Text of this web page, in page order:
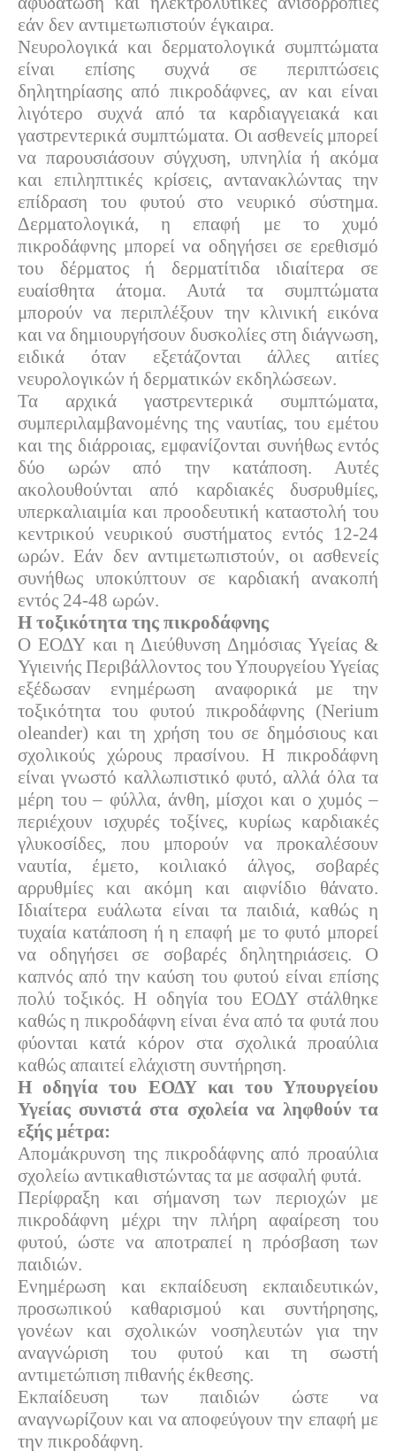
εάν δεν αντιμετωπιστούν έγκαιρα.
Νευρολογικά και δερματολογικά συμπτώματα
είναι επίσης συχνά σε περιπτώσεις
δηλητηρίασης από πικροδάφνες, αν και είναι
λιγότερο συχνά από τα καρδιαγγειακά και
γαστρεντερικά συμπτώματα. Oι ασθενείς μπορεί
να παρουσιάσουν σύγχυση, υπνηλία ή ακόμα
και επιληπτικές κρίσεις, αντανακλώντας την
επίδραση του φυτού στο νευρικό σύστημα.
Δερματολογικά, η επαφή με το χυμό
πικροδάφνης μπορεί να οδηγήσει σε ερεθισμό
του δέρματος ή δερματίτιδα ιδιαίτερα σε
ευαίσθητα άτομα. Αυτά τα συμπτώματα
μπορούν να περιπλέξουν την κλινική εικόνα
και να δημιουργήσουν δυσκολίες στη διάγνωση,
ειδικά όταν εξετάζονται άλλες αιτίες
νευρολογικών ή δερματικών εκδηλώσεων.
Τα αρχικά γαστρεντερικά συμπτώματα,
συμπεριλαμβανομένης της ναυτίας, του εμέτου
και της διάρροιας, εμφανίζονται συνήθως εντός
δύο ωρών από την κατάποση. Αυτές
ακολουθούνται από καρδιακές δυσρυθμίες,
υπερκαλιαιμία και προοδευτική καταστολή του
κεντρικού νευρικού συστήματος εντός 12-24
ωρών. Εάν δεν αντιμετωπιστούν, οι ασθενείς
συνήθως υποκύπτουν σε καρδιακή ανακοπή
εντός 24-48 ωρών.
Η τοξικότητα της πικροδάφνης
Ο ΕΟΔΥ και η Διεύθυνση Δημόσιας Υγείας &
Υγιεινής Περιβάλλοντος του Υπουργείου Υγείας
εξέδωσαν ενημέρωση αναφορικά με την
τοξικότητα του φυτού πικροδάφνης (Nerium
oleander) και τη χρήση του σε δημόσιους και
σχολικούς χώρους πρασίνου. Η πικροδάφνη
είναι γνωστό καλλωπιστικό φυτό, αλλά όλα τα
μέρη του – φύλλα, άνθη, μίσχοι και ο χυμός –
περιέχουν ισχυρές τοξίνες, κυρίως καρδιακές
γλυκοσίδες, που μπορούν να προκαλέσουν
ναυτία, έμετο, κοιλιακό άλγος, σοβαρές
αρρυθμίες και ακόμη και αιφνίδιο θάνατο.
Ιδιαίτερα ευάλωτα είναι τα παιδιά, καθώς η
τυχαία κατάποση ή η επαφή με το φυτό μπορεί
να οδηγήσει σε σοβαρές δηλητηριάσεις. Ο
καπνός από την καύση του φυτού είναι επίσης
πολύ τοξικός. Η οδηγία του ΕΟΔΥ στάλθηκε
καθώς η πικροδάφνη είναι ένα από τα φυτά που
φύονται κατά κόρον στα σχολικά προαύλια
καθώς απαιτεί ελάχιστη συντήρηση.
Η οδηγία του ΕΟΔΥ και του Υπουργείου
Υγείας συνιστά στα σχολεία να ληφθούν τα
εξής μέτρα:
Απομάκρυνση της πικροδάφνης από προαύλια
σχολείω αντικαθιστώντας τα με ασφαλή φυτά.
Περίφραξη και σήμανση των περιοχών με
πικροδάφνη μέχρι την πλήρη αφαίρεση του
φυτού, ώστε να αποτραπεί η πρόσβαση των
παιδιών.
Ενημέρωση και εκπαίδευση εκπαιδευτικών,
προσωπικού καθαρισμού και συντήρησης,
γονέων και σχολικών νοσηλευτών για την
αναγνώριση του φυτού και τη σωστή
αντιμετώπιση πιθανής έκθεσης.
Εκπαίδευση των παιδιών ώστε να
αναγνωρίζουν και να αποφεύγουν την επαφή με
την πικροδάφνη.